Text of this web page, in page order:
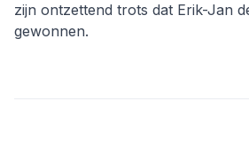
zijn ontzettend trots dat Erik-Jan
gewonnen.